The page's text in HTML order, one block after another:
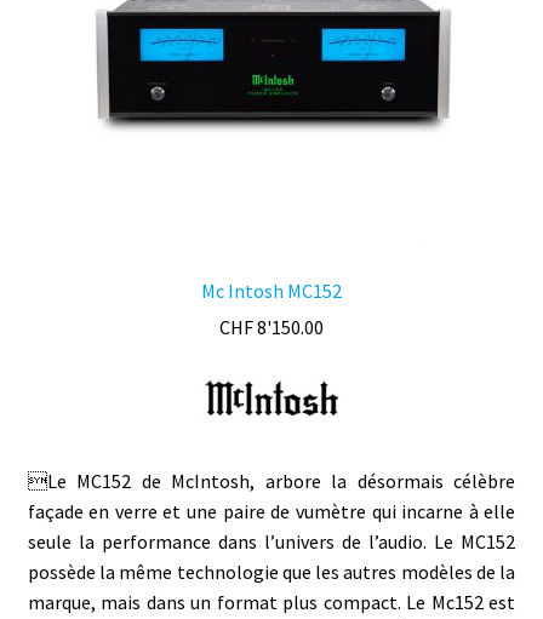
Mc Intosh MC152
CHF8'150.00
Le MC152 de McIntosh, arbore la désormais célèbre
façade en verre et une paire de vumètre qui incarne à elle
seule la performance dans l’univers de l’audio. Le MC152
possède la même technologie que les autres modèles de la
marque, mais dans un format plus compact. Le Mc152 est